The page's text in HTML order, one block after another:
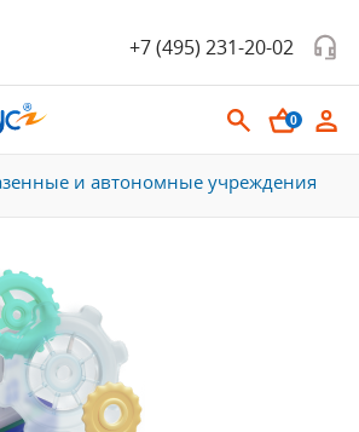
+7 (495) 231-20-02
0
и автономные учреждения